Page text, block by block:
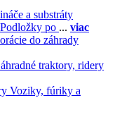
a substráty
Podložky po ... viac
do záhrady
traktory, ridery
Voziky, fúriky a